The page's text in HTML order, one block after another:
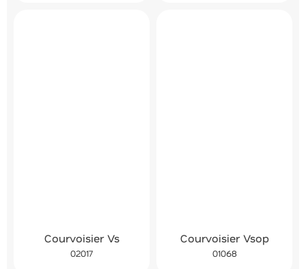
Courvoisier Vs
02017
Courvoisier Vsop
01068